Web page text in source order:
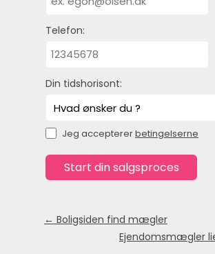
Telefon:
Din tidshorisont:
Jeg acceptererbetingelserne
← Boligsiden find mægler
Ejendomsmægler